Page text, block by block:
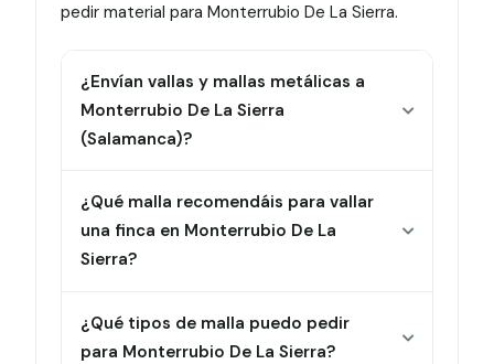
pedir material para Monterrubio De La Sierra.
¿Envían vallas y mallas metálicas a
Monterrubio De La Sierra
(Salamanca)?
¿Qué malla recomendáis para vallar
una finca en Monterrubio De La
Sierra?
¿Qué tipos de malla puedo pedir
para Monterrubio De La Sierra?